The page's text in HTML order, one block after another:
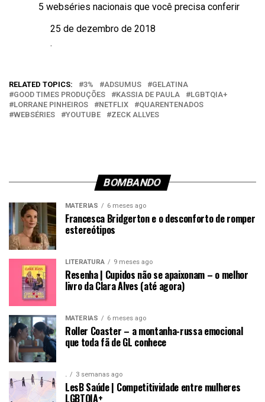
5 webséries nacionais que você precisa conferir
Data
25 de dezembro de 2018
Em relação a
.
RELATED TOPICS: 3% ADSUMUS
GELATINA
GOOD TIMES PRODUÇÕES
KASSIA DE PAULA
LGBTQIA+
LORRANE PINHEIROS
NETFLIX
QUARENTENADOS
WEBSÉRIES
YOUTUBE ZECK ALLVES
BOMBANDO
MATÉRIAS 6 meses ago
Francesca Bridgerton e o desconforto de romper
estereótipos
LITERATURA 9 meses ago
Resenha | Cupidos não se apaixonam – o melhor
livro da Clara Alves (até agora)
MATÉRIAS 6 meses ago
Roller Coaster – a montanha-russa emocional
que toda fã de GL conhece
3 semanas ago
LesB Saúde | Competitividade entre mulheres
LGBTQIA+